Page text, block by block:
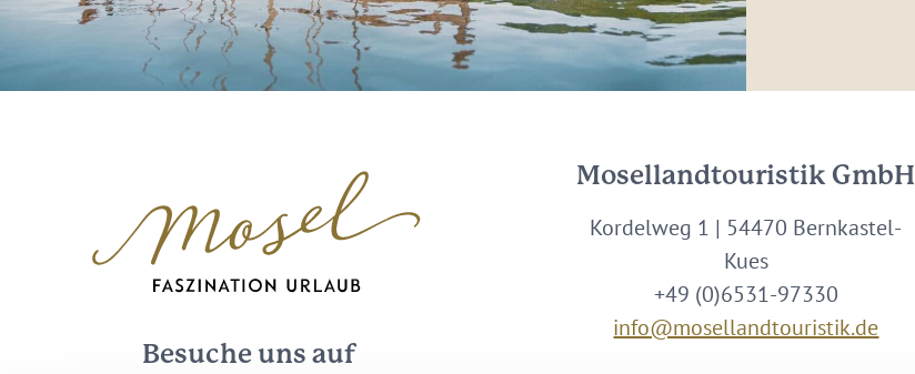
Besuche uns auf
Mosellandtouristik GmbH
Kordelweg 1 | 54470 Bernkastel-
Kues
+49 (0)6531-97330
info@mosellandtouristik.de